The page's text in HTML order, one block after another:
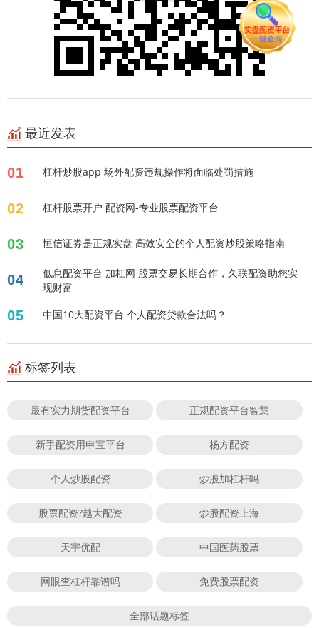
最近发表
01 杠杆炒股app 场外配资违规操作将面临处罚措施
02 杠杆股票开户 配资网-专业股票配资平台
03 恒信证券是正规实盘 高效安全的个人配资炒股策略指南
04
低息配资平台 加杠网 股票交易长期合作，久联配资助您实
现财富
05 中国10大配资平台 个人配资贷款合法吗？
标签列表
最有实力期货配资平台 正规配资平台智慧
新手配资用申宝平台 杨方配资
个人炒股配资 炒股加杠杆吗
股票配资?越大配资 炒股配资上海
天宇优配 中国医药股票
网眼查杠杆靠谱吗 免费股票配资
全部话题标签